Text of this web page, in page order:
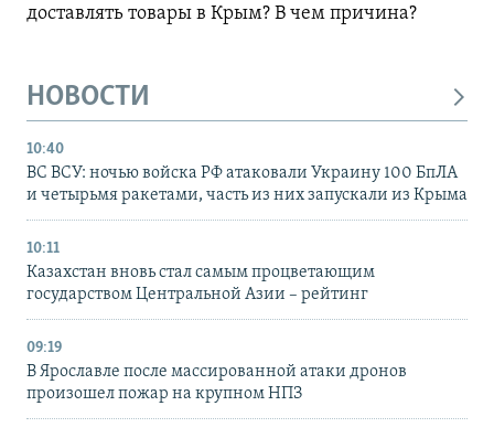
доставлять товары в Крым? В чем причина?
НОВОСТИ
10:40
ВС ВСУ: ночью войска РФ атаковали Украину 100 БпЛА
и четырьмя ракетами, часть из них запускали из Крыма
10:11
Казахстан вновь стал самым процветающим
государством Центральной Азии – рейтинг
09:19
В Ярославле после массированной атаки дронов
произошел пожар на крупном НПЗ